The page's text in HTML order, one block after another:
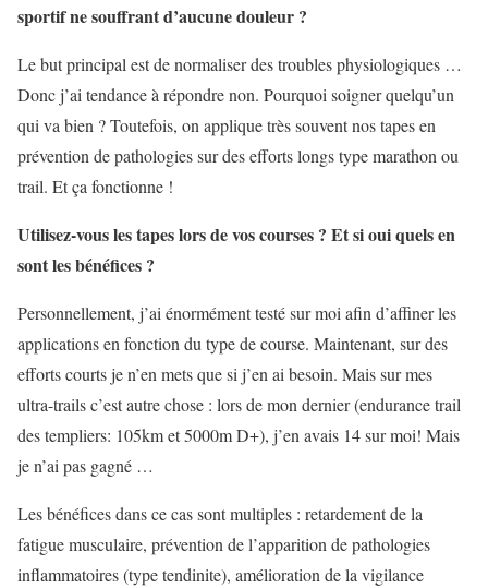
sportif ne souffrant d’aucune douleur ?
Le but principal est de normaliser des troubles physiologiques …
Donc j’ai tendance à répondre non. Pourquoi soigner quelqu’un
qui va bien ? Toutefois, on applique très souvent nos tapes en
prévention de pathologies sur des efforts longs type marathon ou
trail. Et ça fonctionne !
Utilisez-vous les tapes lors de vos courses ? Et si oui quels en
sont les bénéfices ?
Personnellement, j’ai énormément testé sur moi afin d’affiner les
applications en fonction du type de course. Maintenant, sur des
efforts courts je n’en mets que si j’en ai besoin. Mais sur mes
ultra-trails c’est autre chose : lors de mon dernier (endurance trail
des templiers: 105km et 5000m D+), j’en avais 14 sur moi! Mais
je n’ai pas gagné …
Les bénéfices dans ce cas sont multiples : retardement de la
fatigue musculaire, prévention de l’apparition de pathologies
inflammatoires (type tendinite), amélioration de la vigilance